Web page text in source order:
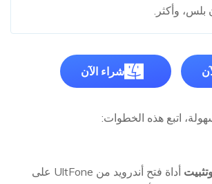
بلس، وأكثر.
شراء الآن
اتبع هذه الخطوات:
أداة فتح أندرويد من UltFone على